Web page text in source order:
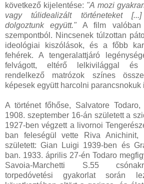
következő kijelentése: "A mozi
vagy túlidealizált történeteket
dolgoztunk együtt." A film valóban
szempontból. Nincsenek túlzottan
ideológiai kiszólások, és a főbb
fehérek. A tengeralattjáró
felvágott, eltérő lelkivilággal és
rendelkező matrózok színes
képesek együtt harcolni parancsnokuk
A történet főhőse, Salvatore
1908. szeptember 16-án született a
1927-ben végzett a livornoi
ban feleségül vette Riva Anichinit,
született: Gian Luigi 1939-ben és
ban. 1933. április 27-én Todaro
Savoia-Marchetti S.55
torpedóvetési gyakorlat során